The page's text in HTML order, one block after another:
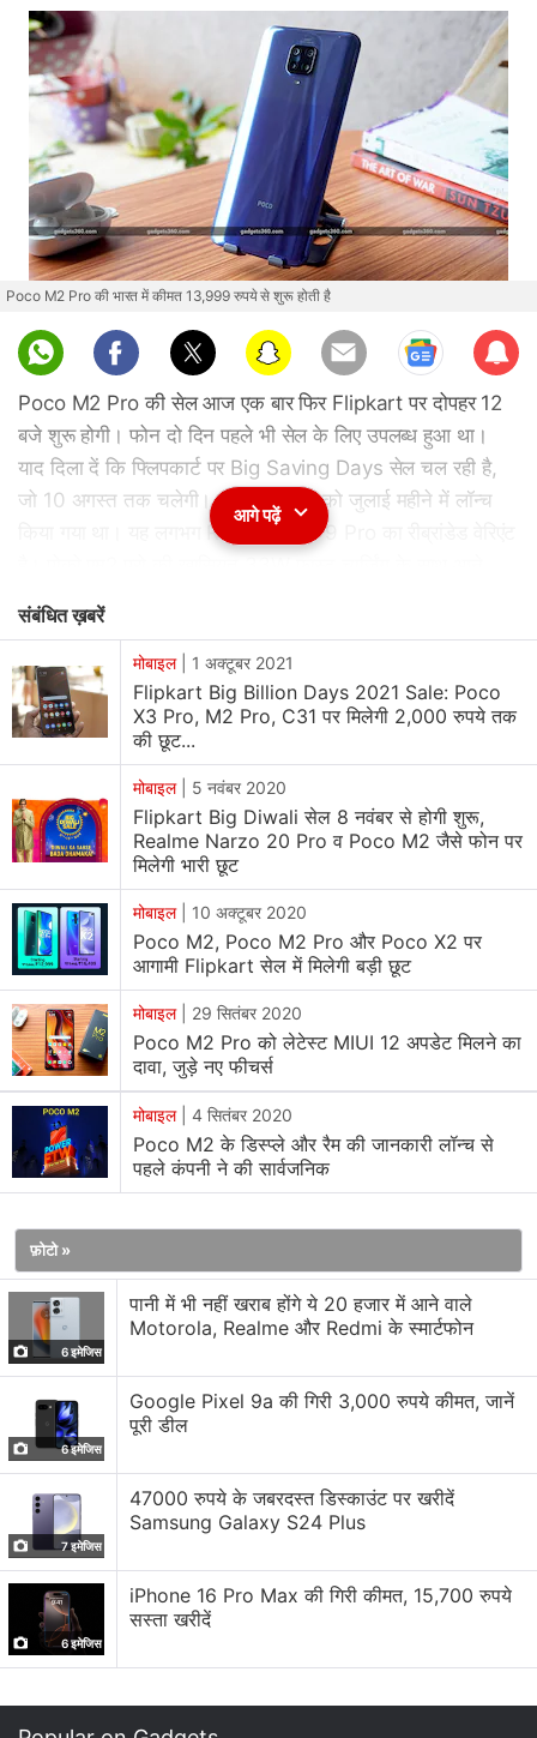
Poco M2 Pro की भारत में कीमत 13,999 रुपये से शुरू होती है
Sub
scri
be
Poco M2 Pro की सेल आज एक बार फिर Flipkart पर दोपहर 12
बजे शुरू होगी। फोन दो दिन पहले भी सेल के लिए उपलब्ध हुआ था।
याद दिला दें कि फ्लिपकार्ट पर Big Saving Days सेल चल रही है,
जो 10 अगस्त तक चलेगी। पोको एम2 प्रो को जुलाई महीने में लॉन्च
किया गया था। यह लगभग Redmi Note 9 Pro का रीब्रांडेड वेरिएंट
क्वाड रियर कैमरा सेटअप है। फोन होल-पंच डिस्प्ले से लैस आता है।
अतिरिक्त प्रोटेक्शन के लिए कंपनी ने Poco M2 Pro में डस्ट और
स्पैल्श रेसिस्टेंस के लिए पी2आई नैनो कोटिंग दी है।
Poco M2 Pro price in India, sale offers
पोको एम2 प्रो
के 4 जीबी रैम और 64 जीबी स्टोरेज वेरिएंट की कीमत
13,999 रुपये है। इसका दूसरा वेरिएंट 6 जीबी रैम और 64 जीबी
स्टोरेज के साथ आता है, जिसकी कीमत 14,999 रुपये है। तीसरे
वेरिएंट की कीमत 16,999 रुपये है। इसमें 6 जीबी रैम और 128 जीबी
स्टोरेज शामिल है। Poco M2 Pro को आउट ऑफ द ब्लू, ग्रीन एंड
ग्रीनर और टू शेड्स ऑफ ब्लैक रंग के विकल्पों में खरीदा जा सकता है।
बता दें कि Poco M2 Pro की सेल दोपहर 12 बजे ई-कॉमर्स साइट
फ्लिपकार्ट पर आयोजित होने वाली है।
सेल ऑफर्स की बात करें तो ग्राहकों के पास एक्सिस बैंक बज़ क्रेडिट
कार्ड के जरिए पांच प्रतिशत छूट और फ्लिपकार्ट एक्सिस बैंक क्रेडिट
कार्ड के जरिए भी पांच प्रतिशत कैशबैक पाने का मौका है। ग्राहक
Poco M2 Pro को 1,556 रुपये से शुरू होने वाली बिना ब्याज़ की
किश्त पर भी खरीद सकते हैं।
Poco M2 Pro specifications, features
डुअल सिम Poco M2 Pro एंड्रॉयड 10 पर आधारित MIUI 11 for
Poco पर चलता है। इसमें 6.67 इंच का फुल-एचडी+
(1,080x2,400 पिक्सल) डिस्प्ले है, 20:9 आस्पेक्ट रेशियो और
कॉर्निंग गोरिल्ला ग्लास 5 प्रोटेक्शन के साथ। स्मार्टफोन में ऑक्टा-कोर
क्वालकॉम स्नैपड्रैगन 720जी प्रोसेसर का इस्तेमाल हुआ है। जुगलबंदी
के लिए 6 जीबी तक LPDDR4X RAM मौज़ूद हैं। पोको एम2 प्रो चार
रियर कैमरों वाला हैंडसेट है। इसमें प्राइमरी कैमरा 48 मेगापिक्सल का
है। इसके अलावा 8 मेगापिक्सल का सेकेंडरी कैमरा अल्ट्रा वाइड-एंगल
लेंस के साथ आता है। फोन में 5 मेगापिक्सल का मैक्रो शूटर और 2
मेगापिक्सल का डेप्थ सेंसर भी दिया गया है। सेल्फी के लिए फोन में 16
मेगापिक्सल का सेंसर है, जो नाइट मोड को सपोर्ट करता है।
आगे पढ़ें
संबंधित ख़बरें
मोबाइल| 1 अक्टूबर 2021
Flipkart Big Billion Days 2021 Sale: Poco
X3 Pro, M2 Pro, C31 पर मिलेगी 2,000 रुपये तक
की छूट...
मोबाइल| 5 नवंबर 2020
Flipkart Big Diwali सेल 8 नवंबर से होगी शुरू,
Realme Narzo 20 Pro व Poco M2 जैसे फोन पर
मिलेगी भारी छूट
मोबाइल| 10 अक्टूबर 2020
Poco M2, Poco M2 Pro और Poco X2 पर
आगामी Flipkart सेल में मिलेगी बड़ी छूट
मोबाइल| 29 सितंबर 2020
Poco M2 Pro को लेटेस्ट MIUI 12 अपडेट मिलने का
दावा, जुड़े नए फीचर्स
मोबाइल| 4 सितंबर 2020
Poco M2 के डिस्प्ले और रैम की जानकारी लॉन्च से
पहले कंपनी ने की सार्वजनिक
फ़ोटो »
6 इमेजिस
पानी में भी नहीं खराब होंगे ये 20 हजार में आने वाले
Motorola, Realme और Redmi के स्मार्टफोन
6 इमेजिस
Google Pixel 9a की गिरी 3,000 रुपये कीमत, जानें
पूरी डील
7 इमेजिस
47000 रुपये के जबरदस्त डिस्काउंट पर खरीदें
Samsung Galaxy S24 Plus
6 इमेजिस
iPhone 16 Pro Max की गिरी कीमत, 15,700 रुपये
सस्ता खरीदें